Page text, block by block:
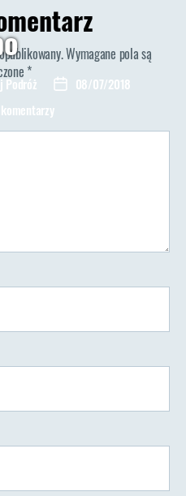
Podróż
Data08/07/2018
do
po
Wymagane pola są
*